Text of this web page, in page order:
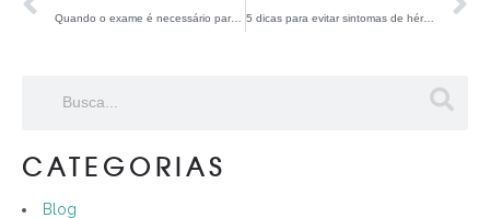
Quando o exame é necessário para diagnosticar uma hérnia abdominal? 5 dicas para evitar sintomas de hérnia de hiato no dia a dia
CATEGORIAS
Blog